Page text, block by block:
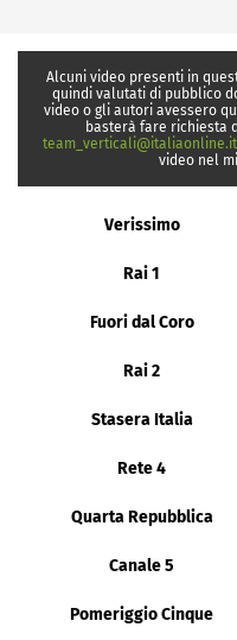
Alcuni video presenti in
quindi valutati di pubblico
video o gli autori avessero
basterà fare richiesta
team_verticali@italiaonline.it
video nel
Verissimo
Rai 1
Fuori dal Coro
Rai 2
Stasera Italia
Rete 4
Quarta Repubblica
Canale 5
Pomeriggio Cinque